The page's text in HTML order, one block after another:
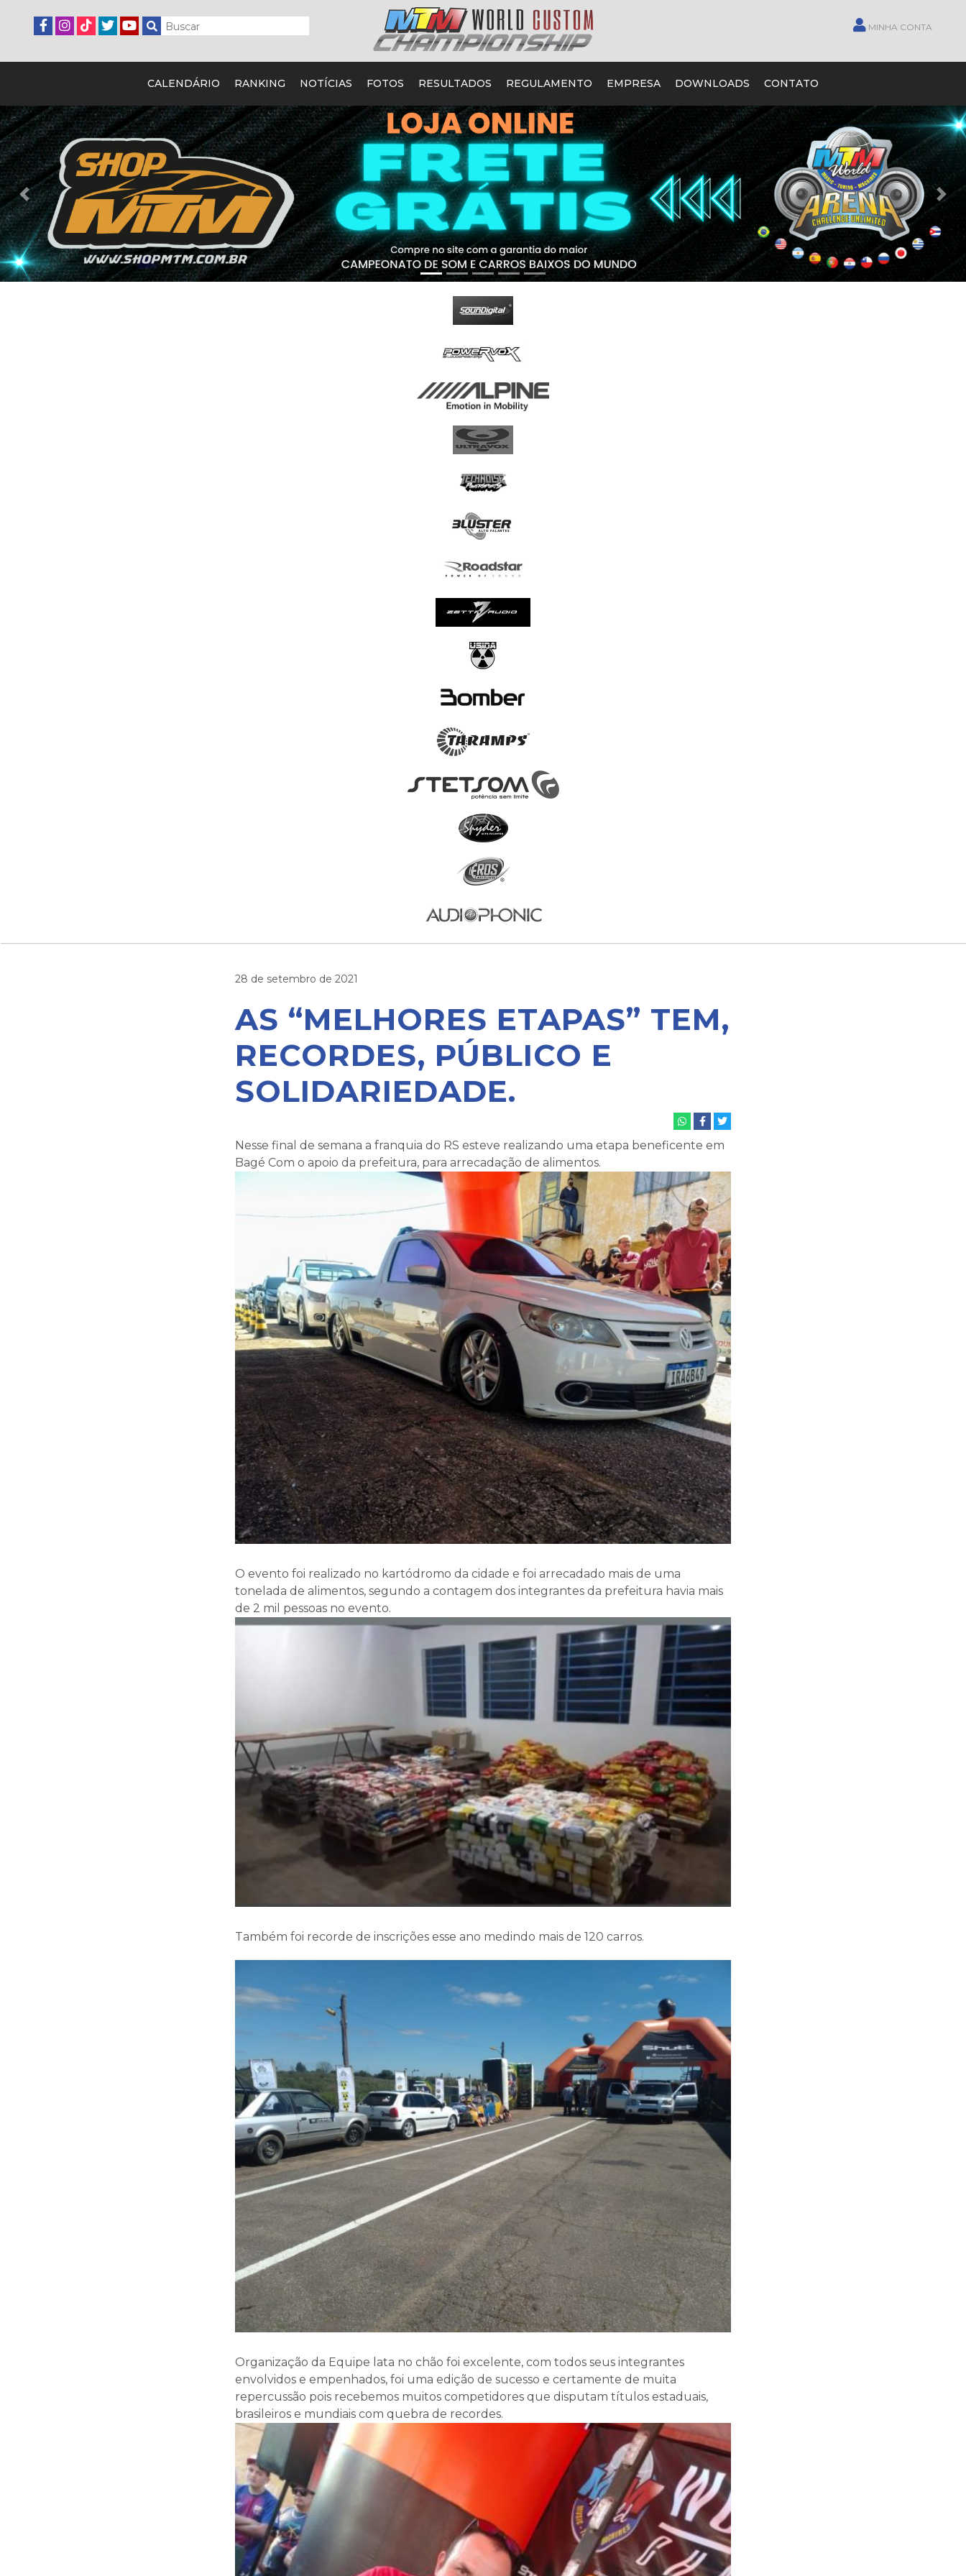
MINHA CONTA
CALENDÁRIO RANKING NOTÍCIAS FOTOS RESULTADOS REGULAMENTO EMPRESA DOWNLOADS CONTATO
Previous
28 de setembro de 2021
AS “MELHORES ETAPAS” TEM,
RECORDES, PÚBLICO E
SOLIDARIEDADE.
Nesse final de semana a franquia do RS esteve realizando uma etapa beneficente em
Bagé Com o apoio da prefeitura, para arrecadação de alimentos.
O evento foi realizado no kartódromo da cidade e foi arrecadado mais de uma
tonelada de alimentos, segundo a contagem dos integrantes da prefeitura havia mais
de 2 mil pessoas no evento.
Também foi recorde de inscrições esse ano medindo mais de 120 carros.
Organização da Equipe lata no chão foi excelente, com todos seus integrantes
envolvidos e empenhados, foi uma edição de sucesso e certamente de muita
repercussão pois recebemos muitos competidores que disputam títulos estaduais,
brasileiros e mundiais com quebra de recordes.